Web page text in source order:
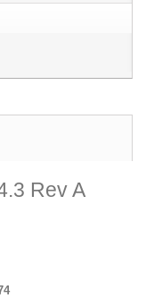
Rev A